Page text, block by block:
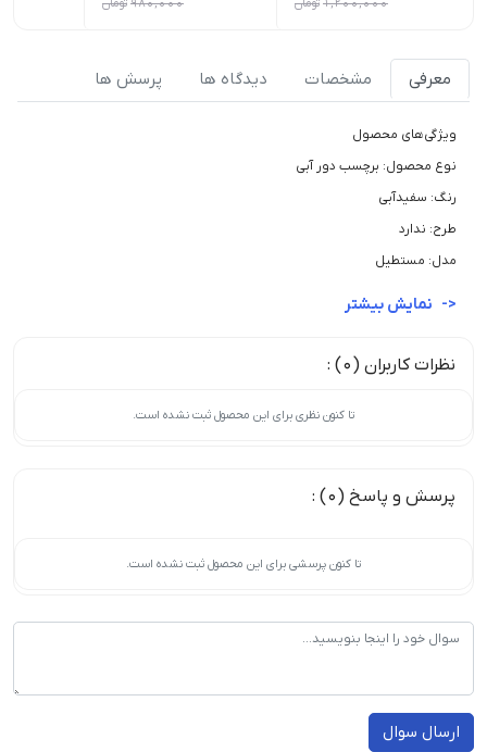
معرفی مشخصات دیدگاه ها پرسش ها
ویژگی‌های محصول
نوع محصول: برچسب دور آبی
رنگ: سفیدآبی
طرح: ندارد
مدل: مستطیل
نظرات کاربران (0) :
تا کنون نظری برای این محصول ثبت نشده است.
پرسش و پاسخ (0) :
تا کنون پرسشی برای این محصول ثبت نشده است.
ارسال سوال